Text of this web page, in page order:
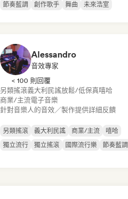
節奏藍調
創作歌手 舞曲 未來浩室
Alessandro
音效專家
< 100 則回覆
另類搖滾義大利民謠放鬆/低保真嘻哈
商業/主流電子音樂
針對音樂人的音效／製作提供詳細反饋
另類搖滾 義大利民謠 商業/主流
嘻哈
獨立流行
獨立搖滾 國際流行樂 節奏藍調